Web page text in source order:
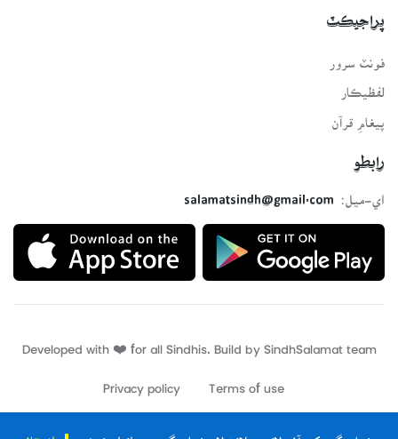
ڪتاب گهر کي آف لائين ھلائڻ لاءِ ڪتاب گهر جي ائپليڪيشن انسٽال
پراجيڪٽ
لفظيڪار
پيغامِ قرآن
رابطو
اي-ميل:
salamatsindh@gmail.com
Developed with ❤️ for all Sindhis. Build by
Terms of use